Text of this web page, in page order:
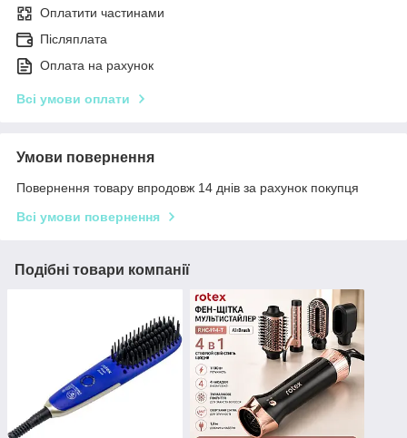
Оплатити частинами
Післяплата
Оплата на рахунок
Всі умови оплати
Умови повернення
Повернення товару впродовж 14 днів за рахунок покупця
Всі умови повернення
Подібні товари компанії